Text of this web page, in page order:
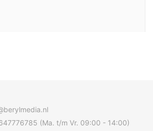
(Ma. t/m Vr. 09:00 - 14:00)